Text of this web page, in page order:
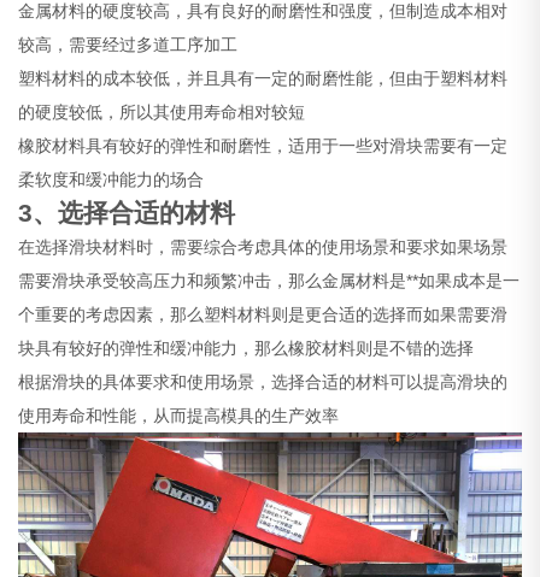
金属材料的硬度较高，具有良好的耐磨性和强度，但制造成本相对
较高，需要经过多道工序加工
塑料材料的成本较低，并且具有一定的耐磨性能，但由于塑料材料
的硬度较低，所以其使用寿命相对较短
橡胶材料具有较好的弹性和耐磨性，适用于一些对滑块需要有一定
柔软度和缓冲能力的场合
3、选择合适的材料
在选择滑块材料时，需要综合考虑具体的使用场景和要求如果场景
需要滑块承受较高压力和频繁冲击，那么金属材料是**如果成本是一
个重要的考虑因素，那么塑料材料则是更合适的选择而如果需要滑
块具有较好的弹性和缓冲能力，那么橡胶材料则是不错的选择
根据滑块的具体要求和使用场景，选择合适的材料可以提高滑块的
使用寿命和性能，从而提高模具的生产效率